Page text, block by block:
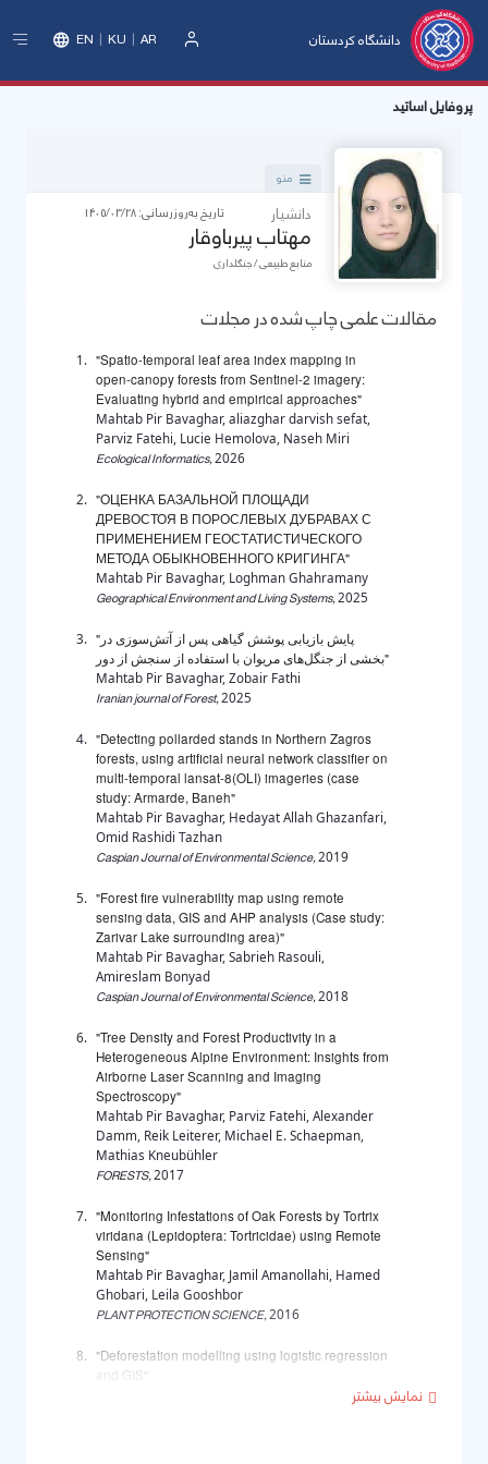
دانشگاه کردستان EN KU AR
پروفایل اساتید
منو
دانشیار تاریخ به‌روزرسانی: 1405/03/28
مهتاب پیرباوقار
منابع طبیعی / جنگلداری
مقالات علمی چاپ شده در مجلات
"Spatio-temporal leaf area index mapping in
open-canopy forests from Sentinel-2 imagery:
Evaluating hybrid and empirical approaches"
Mahtab Pir Bavaghar, aliazghar darvish sefat,
Parviz Fatehi, Lucie Hemolova, Naseh Miri
Ecological Informatics,2026
"ОЦЕНКА БАЗАЛЬНОЙ ПЛОЩАДИ
ДРЕВОСТОЯ В ПОРОСЛЕВЫХ ДУБРАВАХ С
ПРИМЕНЕНИЕМ ГЕОСТАТИСТИЧЕСКОГО
МЕТОДА ОБЫКНОВЕННОГО КРИГИНГА"
Mahtab Pir Bavaghar, Loghman Ghahramany
Geographical Environment and Living Systems,2025
"پایش بازیابی پوشش گیاهی پس از آتش‌سوزی در
بخشی از جنگل‌های مریوان با استفاده از سنجش از دور"
Mahtab Pir Bavaghar, Zobair Fathi
Iranian journal of Forest,2025
"Detecting pollarded stands in Northern Zagros
forests, using artificial neural network classifier on
multi-temporal lansat-8(OLI) imageries (case
study: Armarde, Baneh"
Mahtab Pir Bavaghar, Hedayat Allah Ghazanfari,
Omid Rashidi Tazhan
Caspian Journal of Environmental Science,2019
"Forest fire vulnerability map using remote
sensing data, GIS and AHP analysis (Case study:
Zarivar Lake surrounding area)"
Mahtab Pir Bavaghar, Sabrieh Rasouli,
Amireslam Bonyad
Caspian Journal of Environmental Science,2018
"Tree Density and Forest Productivity in a
Heterogeneous Alpine Environment: Insights from
Airborne Laser Scanning and Imaging
Spectroscopy"
Mahtab Pir Bavaghar, Parviz Fatehi, Alexander
Damm, Reik Leiterer, Michael E. Schaepman,
Mathias Kneubühler
FORESTS,2017
"Monitoring Infestations of Oak Forests by Tortrix
viridana (Lepidoptera: Tortricidae) using Remote
Sensing"
Mahtab Pir Bavaghar, Jamil Amanollahi, Hamed
Ghobari, Leila Gooshbor
PLANT PROTECTION SCIENCE,2016
"Deforestation modelling using logistic regression
and GIS"